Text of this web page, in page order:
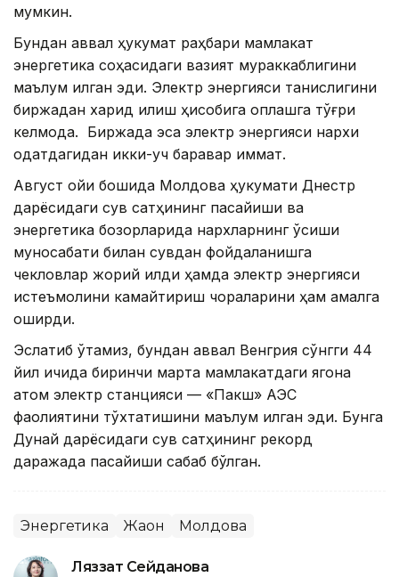
мумкин.
Бундан аввал ҳукумат раҳбари мамлакат
энергетика соҳасидаги вазият мураккаблигини
маълум қилган эди. Электр энергияси танқислигини
биржадан харид қилиш ҳисобига қоплашга тўғри
келмоқда. Биржада эса электр энергияси нархи
одатдагидан икки-уч баравар қиммат.
Август ойи бошида Молдова ҳукумати Днестр
дарёсидаги сув сатҳининг пасайиши ва
энергетика бозорларида нархларнинг ўсиши
муносабати билан сувдан фойдаланишга
чекловлар жорий қилди ҳамда электр энергияси
истеъмолини камайтириш чораларини ҳам амалга
оширди.
Эслатиб ўтамиз, бундан аввал Венгрия сўнгги 44
йил ичида биринчи марта мамлакатдаги ягона
атом электр станцияси — «Пакш» АЭС
фаолиятини тўхтатишини маълум қилган эди. Бунга
Дунай дарёсидаги сув сатҳининг рекорд
даражада пасайиши сабаб бўлган.
Энергетика Жаҳон Молдова
Ляззат Сейданова